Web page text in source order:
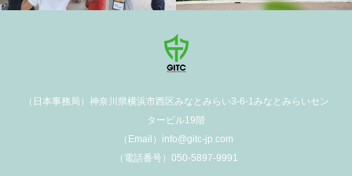
（日本事務局）神奈川県横浜市西区みなとみらい3-6-1みなとみらいセン
タービル19階
（Email）info@gitc-jp.com
（電話番号）050-5897-9991